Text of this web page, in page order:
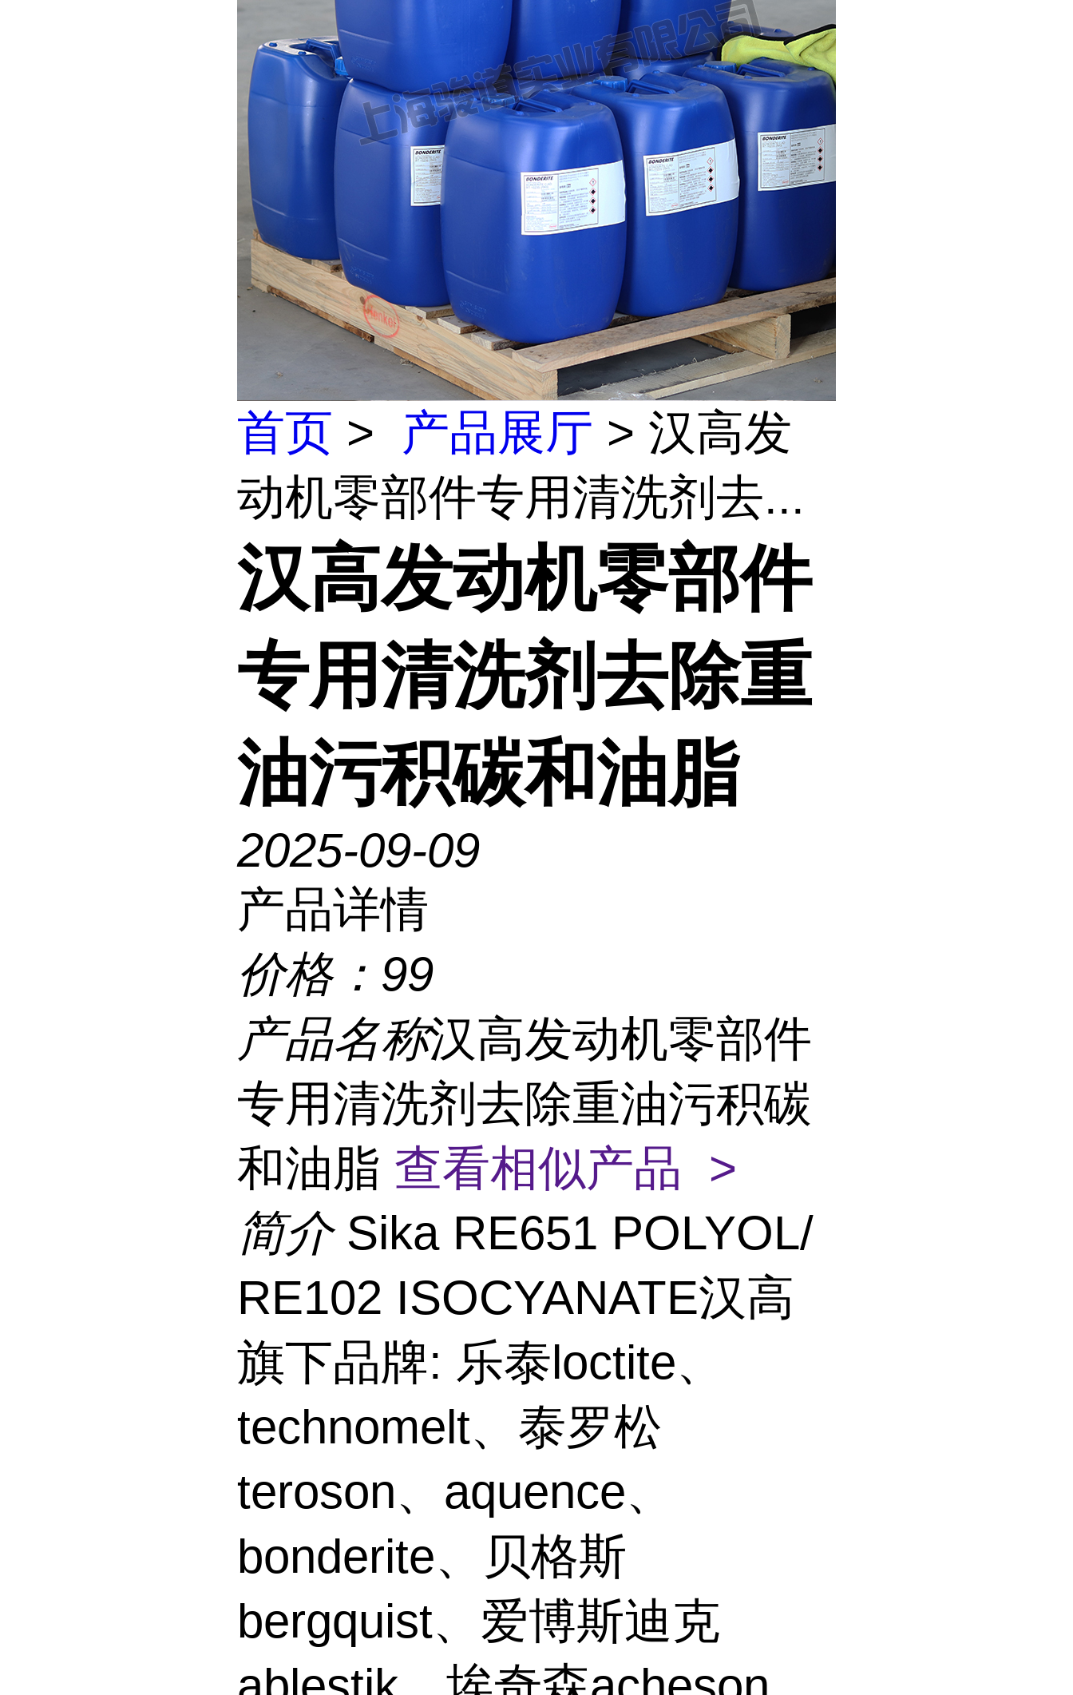
首页 > 产品展厅 > 汉高发
动机零部件专用清洗剂去...
汉高发动机零部件
专用清洗剂去除重
油污积碳和油脂
2025-09-09
产品详情
价格： 99
产品名称汉高发动机零部件
专用清洗剂去除重油污积碳
和油脂 查看相似产品 >
简介 Sika RE651 POLYOL/
RE102 ISOCYANATE汉高
旗下品牌: 乐泰loctite、
technomelt、泰罗松
teroson、aquence、
bonderite、贝格斯
bergquist、爱博斯迪克